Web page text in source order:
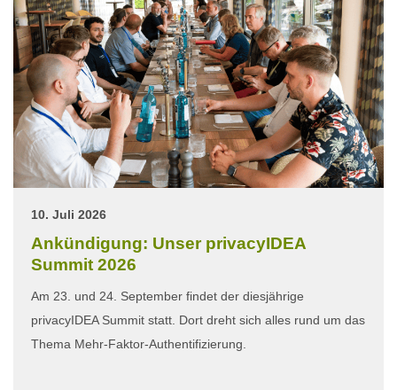
10. Juli 2026
Ankündigung: Unser privacyIDEA
Summit 2026
Am 23. und 24. September findet der diesjährige
privacyIDEA Summit statt. Dort dreht sich alles rund um das
Thema Mehr-Faktor-Authentifizierung.